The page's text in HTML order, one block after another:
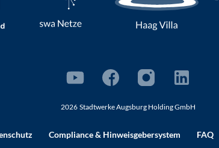
2026 Stadtwerke Augsburg Holding GmbH
Compliance& Hinweisgebersystem FAQ